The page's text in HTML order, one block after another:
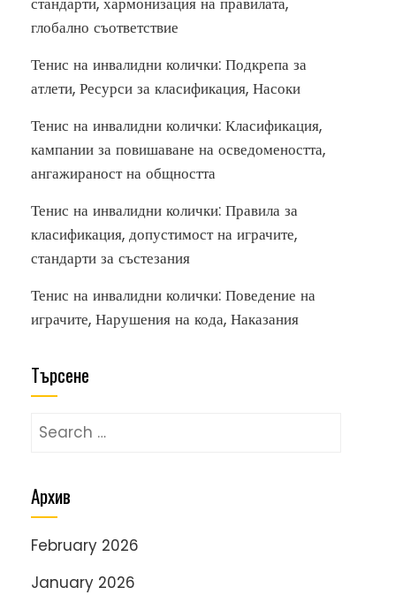
глобално съответствие
Тенис на инвалидни колички: Подкрепа за
атлети, Ресурси за класификация, Насоки
Тенис на инвалидни колички: Класификация,
кампании за повишаване на осведомеността,
ангажираност на общността
Тенис на инвалидни колички: Правила за
класификация, допустимост на играчите,
стандарти за състезания
Тенис на инвалидни колички: Поведение на
играчите, Нарушения на кода, Наказания
Търсене
Search
Архив
February 2026
January 2026